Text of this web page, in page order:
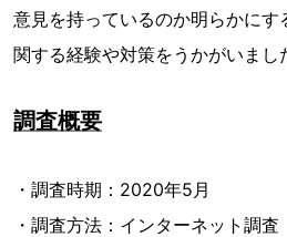
意見を持っているのか明らかにす
関する経験や対策をうかがいまし
調査概要
・調査時期：2020年5月
・調査方法：インターネット調査